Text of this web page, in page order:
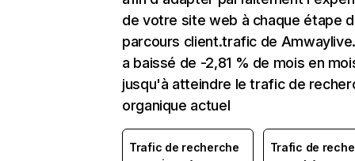
de votre site web à chaque étape
parcours client.trafic de
a baissé de -2,81 % de mois en
jusqu'à atteindre le trafic de
organique actuel
Trafic de recherche
Trafic de